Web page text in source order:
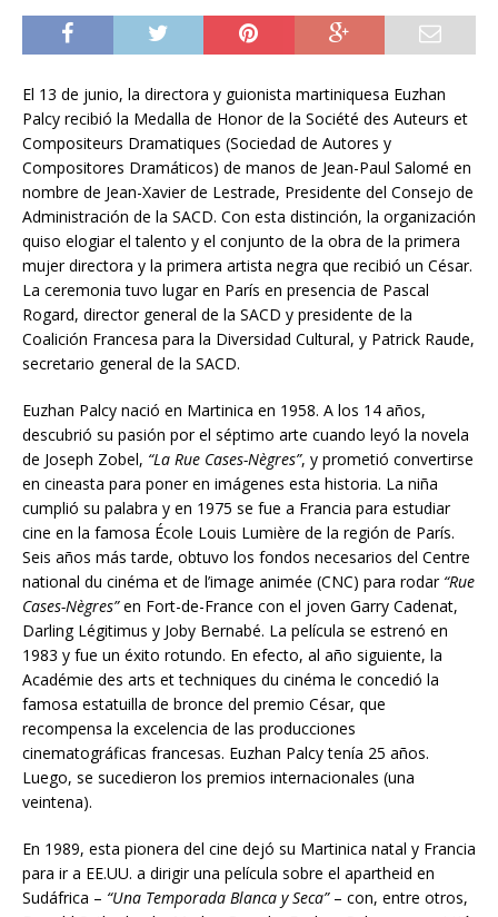
El 13 de junio, la directora y guionista martiniquesa Euzhan
Palcy recibió la Medalla de Honor de la Société des Auteurs et
Compositeurs Dramatiques (Sociedad de Autores y
Compositores Dramáticos) de manos de Jean-Paul Salomé en
nombre de Jean-Xavier de Lestrade, Presidente del Consejo de
Administración de la SACD. Con esta distinción, la organización
quiso elogiar el talento y el conjunto de la obra de la primera
mujer directora y la primera artista negra que recibió un César.
La ceremonia tuvo lugar en París en presencia de Pascal
Rogard, director general de la SACD y presidente de la
Coalición Francesa para la Diversidad Cultural, y Patrick Raude,
secretario general de la SACD.
Euzhan Palcy nació en Martinica en 1958. A los 14 años,
descubrió su pasión por el séptimo arte cuando leyó la novela
de Joseph Zobel, “La Rue Cases-Nègres”, y prometió convertirse
en cineasta para poner en imágenes esta historia. La niña
cumplió su palabra y en 1975 se fue a Francia para estudiar
cine en la famosa École Louis Lumière de la región de París.
Seis años más tarde, obtuvo los fondos necesarios del Centre
national du cinéma et de l’image animée (CNC) para rodar “Rue
Cases-Nègres”en Fort-de-France con el joven Garry Cadenat,
Darling Légitimus y Joby Bernabé. La película se estrenó en
1983 y fue un éxito rotundo. En efecto, al año siguiente, la
Académie des arts et techniques du cinéma le concedió la
famosa estatuilla de bronce del premio César, que
recompensa la excelencia de las producciones
cinematográficas francesas. Euzhan Palcy tenía 25 años.
Luego, se sucedieron los premios internacionales (una
veintena).
En 1989, esta pionera del cine dejó su Martinica natal y Francia
para ir a EE.UU. a dirigir una película sobre el apartheid en
Sudáfrica – “Una Temporada Blanca y Seca”– con, entre otros,